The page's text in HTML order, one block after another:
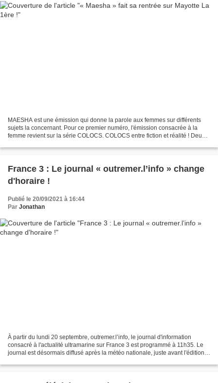
MAESHA est une émission qui donne la parole aux femmes sur différents
sujets la concernant. Pour ce premier numéro, l'émission consacrée à la
femme revient sur la série COLOCS. COLOCS entre fiction et réalité ! Deux
France 3 : Le journal « outremer.l’info » change
d'horaire !
Publié le 20/09/2021 à 16:44
Par Jonathan
À partir du lundi 20 septembre, outremer.l’info, le journal d'information
consacré à l'actualité ultramarine sur France 3 est programmé à 11h35. Le
journal est désormais diffusé après la météo nationale, juste avant l'édition